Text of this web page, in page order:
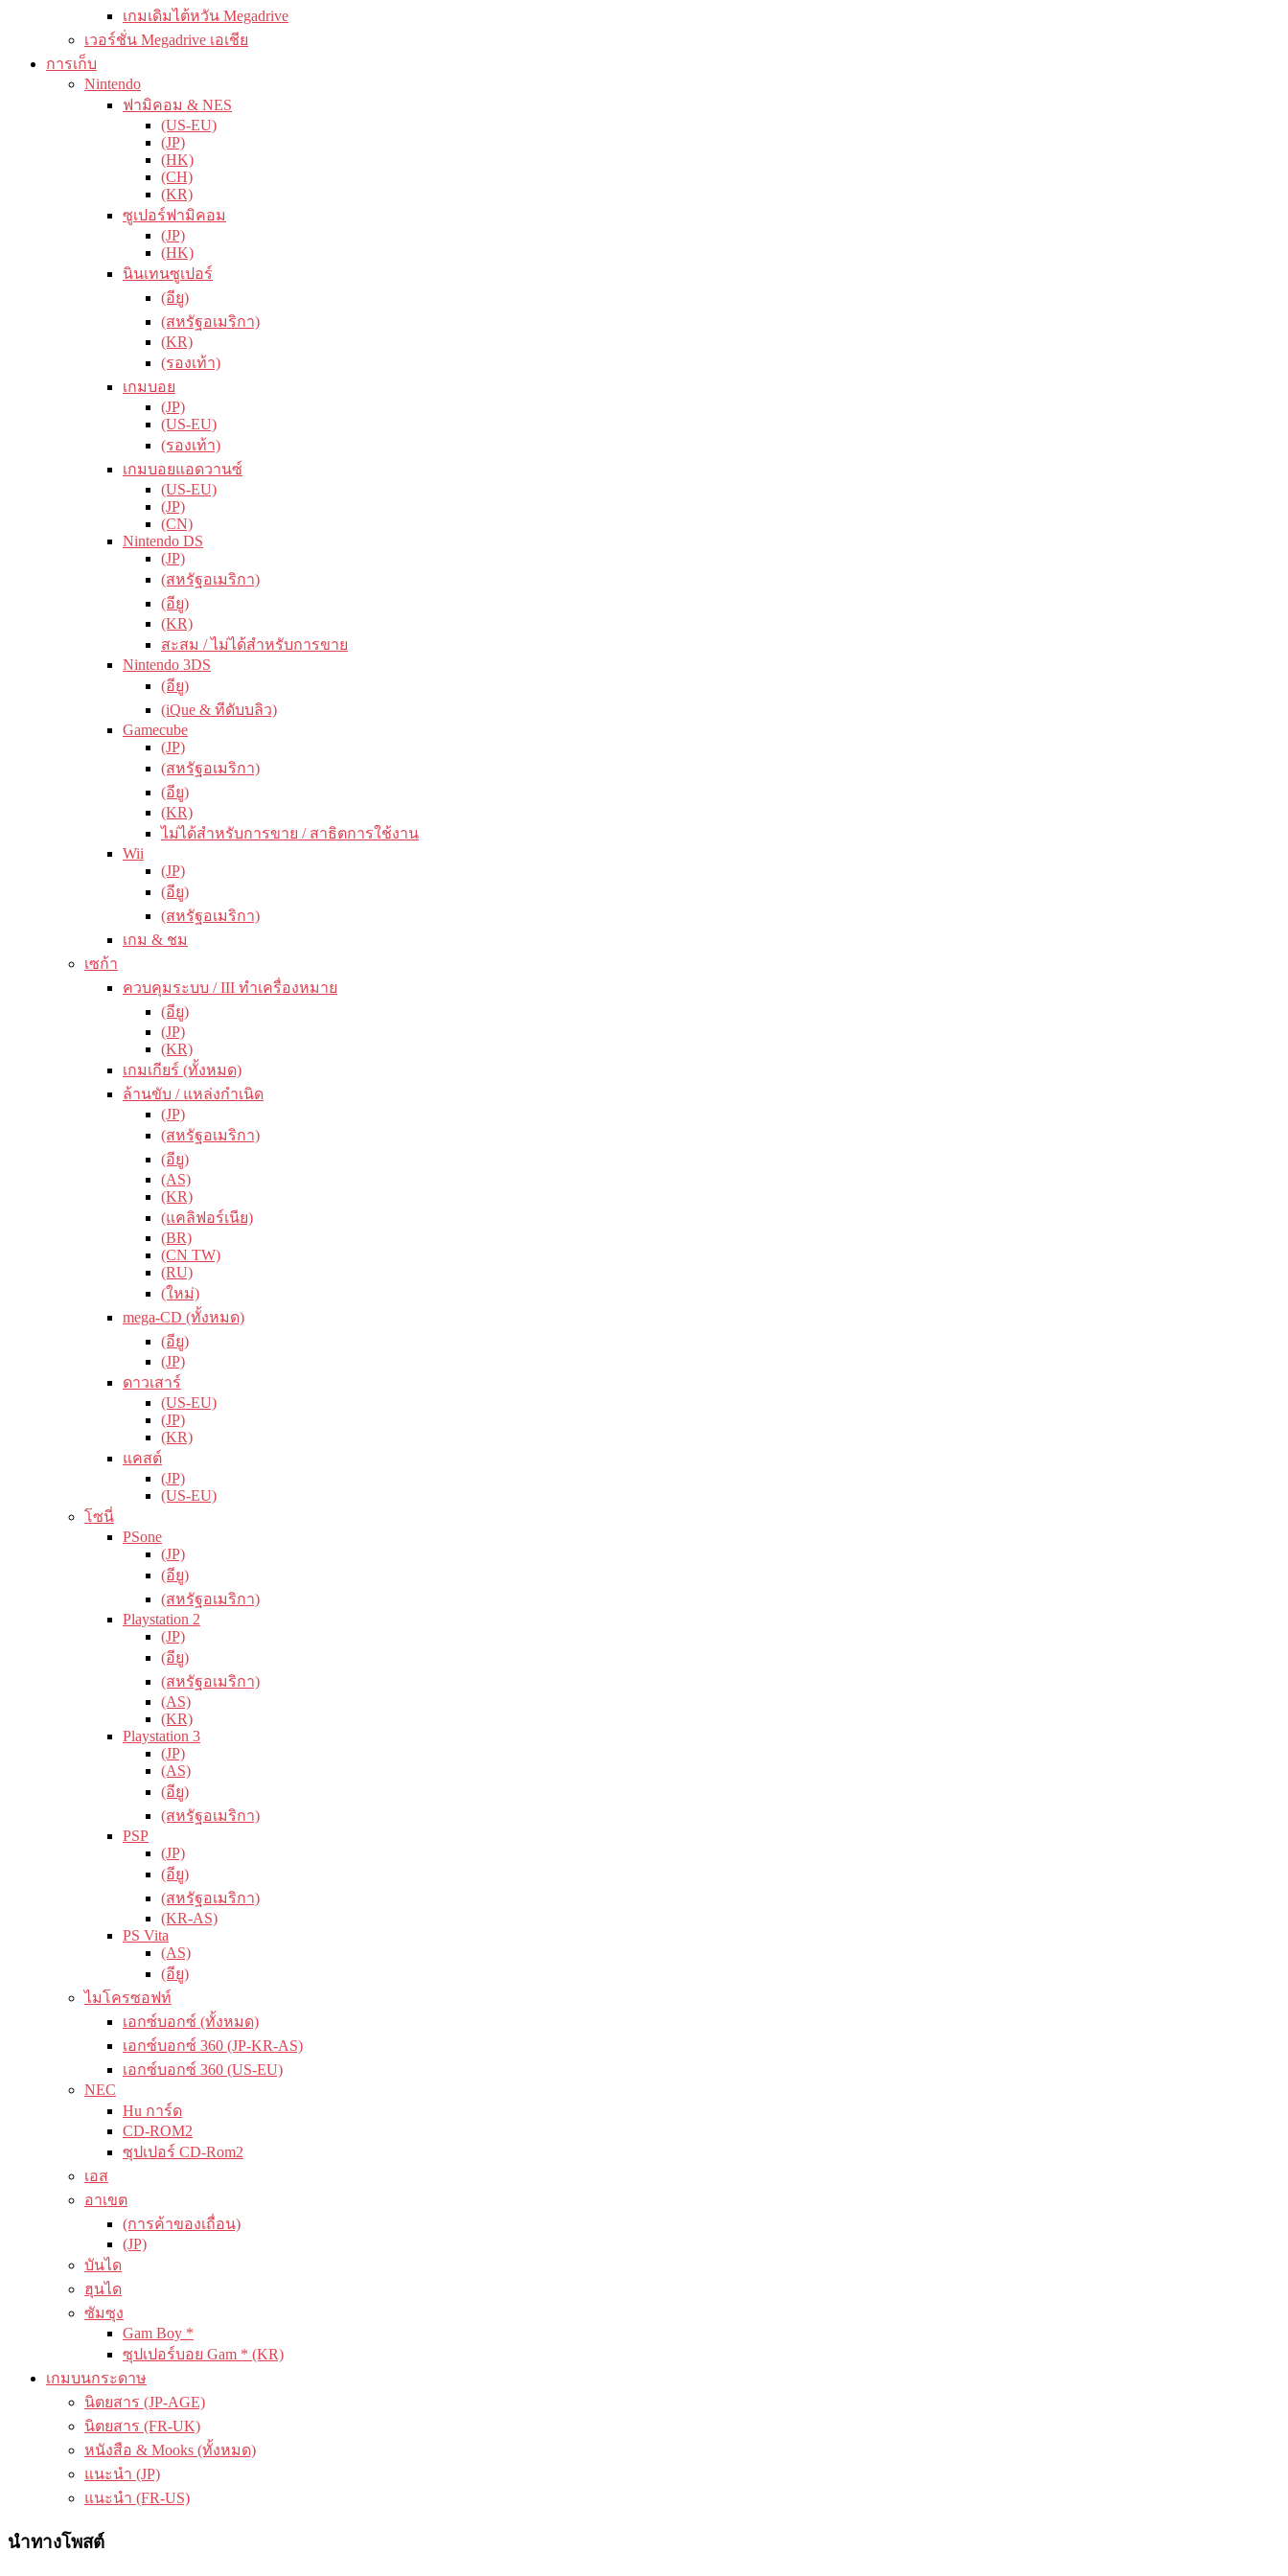
เกมเดิมไต้หวัน Megadrive
เวอร์ชั่น Megadrive เอเชีย
การเก็บ
Nintendo
ฟามิคอม & NES
(US-EU)
(JP)
(HK)
(CH)
(KR)
ซูเปอร์ฟามิคอม
(JP)
(HK)
นินเทนซูเปอร์
(อียู)
(สหรัฐอเมริกา)
(KR)
(รองเท้า)
เกมบอย
(JP)
(US-EU)
(รองเท้า)
เกมบอยแอดวานซ์
(US-EU)
(JP)
(CN)
Nintendo DS
(JP)
(สหรัฐอเมริกา)
(อียู)
(KR)
สะสม / ไม่ได้สำหรับการขาย
Nintendo 3DS
(อียู)
(iQue & ทีดับบลิว)
Gamecube
(JP)
(สหรัฐอเมริกา)
(อียู)
(KR)
ไม่ได้สำหรับการขาย / สาธิตการใช้งาน
Wii
(JP)
(อียู)
(สหรัฐอเมริกา)
เกม & ชม
เซก้า
ควบคุมระบบ / III ทำเครื่องหมาย
(อียู)
(JP)
(KR)
เกมเกียร์ (ทั้งหมด)
ล้านขับ / แหล่งกำเนิด
(JP)
(สหรัฐอเมริกา)
(อียู)
(AS)
(KR)
(แคลิฟอร์เนีย)
(BR)
(CN TW)
(RU)
(ใหม่)
mega-CD (ทั้งหมด)
(อียู)
(JP)
ดาวเสาร์
(US-EU)
(JP)
(KR)
แคสต์
(JP)
(US-EU)
โซนี่
PSone
(JP)
(อียู)
(สหรัฐอเมริกา)
Playstation 2
(JP)
(อียู)
(สหรัฐอเมริกา)
(AS)
(KR)
Playstation 3
(JP)
(AS)
(อียู)
(สหรัฐอเมริกา)
PSP
(JP)
(อียู)
(สหรัฐอเมริกา)
(KR-AS)
PS Vita
(AS)
(อียู)
ไมโครซอฟท์
เอกซ์บอกซ์ (ทั้งหมด)
เอกซ์บอกซ์ 360 (JP-KR-AS)
เอกซ์บอกซ์ 360 (US-EU)
NEC
Hu การ์ด
CD-ROM2
ซุปเปอร์ CD-Rom2
เอส
อาเขต
(การค้าของเถื่อน)
(JP)
บันได
ฮุนได
ซัมซุง
Gam Boy *
ซุปเปอร์บอย Gam * (KR)
เกมบนกระดาษ
นิตยสาร (JP-AGE)
นิตยสาร (FR-UK)
หนังสือ & Mooks (ทั้งหมด)
แนะนำ (JP)
แนะนำ (FR-US)
นำทางโพสต์